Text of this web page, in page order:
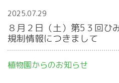
2025.07.29
８月２日（土）第5３回ひ
規制情報につきまして
植物園からのお知らせ